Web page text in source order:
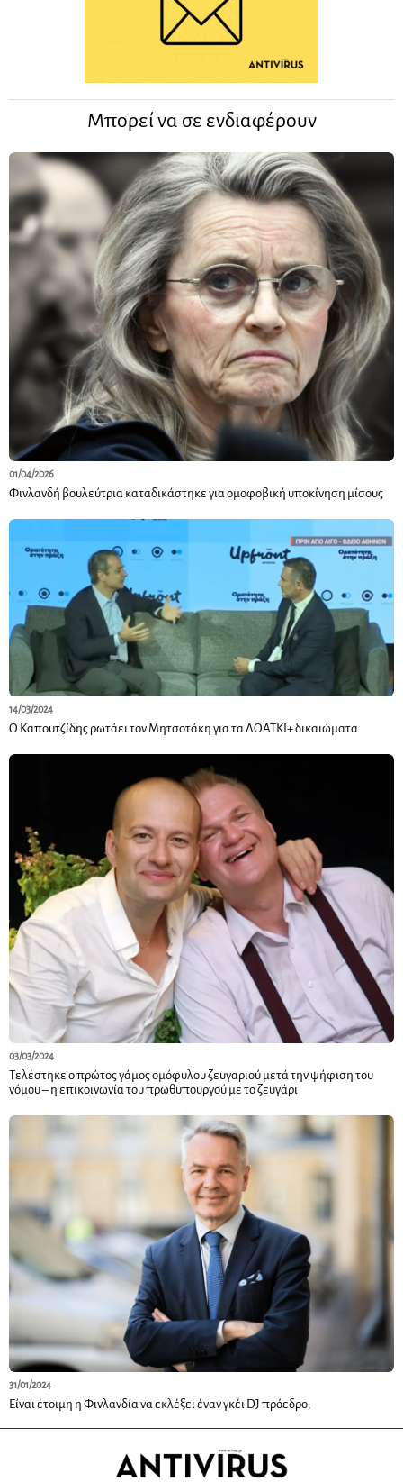
Μπορεί να σε ενδιαφέρουν
01/04/2026
Φινλανδή βουλεύτρια καταδικάστηκε για ομοφοβική υποκίνηση μίσους
14/03/2024
Ο Καπουτζίδης ρωτάει τον Μητσοτάκη για τα ΛΟΑΤΚΙ+ δικαιώματα
03/03/2024
Τελέστηκε ο πρώτος γάμος ομόφυλου ζευγαριού μετά την ψήφιση του
νόμου – η επικοινωνία του πρωθυπουργού με το ζευγάρι
31/01/2024
Είναι έτοιμη η Φινλανδία να εκλέξει έναν γκέι DJ πρόεδρο;